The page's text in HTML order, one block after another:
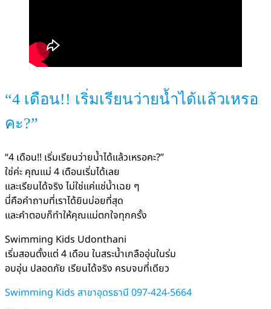
“4 เดือน!! เริ่มเรียนว่ายน้ำได้แล้วเหรอ
คะ?”
“4 เดือน!! เริ่มเรียนว่ายน้ำได้แล้วเหรอคะ?”
ใช่ค่ะ คุณแม่ 4 เดือนเริ่มได้เลย
และเรียนได้จริง ไม่ใช่แค่แช่น้ำเฉย ๆ
นี่คือคำถามที่เราได้ยินบ่อยที่สุด
และคำตอบก็ทำให้คุณแม่ตกใจทุกครั้ง
Swimming Kids Udonthani
เริ่มสอนตั้งแต่ 4 เดือน ในสระน้ำเกลืออุ่นในร่ม
อบอุ่น ปลอดภัย เรียนได้จริง ครบจบที่เดียว
Swimming Kids สาขาอุดรธานี 097-424-5664